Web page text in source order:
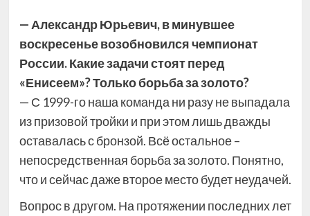
— Александр Юрьевич, в минувшее
воскресенье возобновился чемпионат
России. Какие задачи стоят перед
«Енисеем»? Только борьба за золото?
— С 1999-го наша команда ни разу не выпадала
из призовой тройки и при этом лишь дважды
оставалась с бронзой. Всё остальное –
непосредственная борьба за золото. Понятно,
что и сейчас даже второе место будет неудачей.
Вопрос в другом. На протяжении последних лет